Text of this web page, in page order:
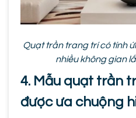
Quạt trần trang trí có tính
nhiều không gian
4. Mẫu quạt trần
được ưa chuộng